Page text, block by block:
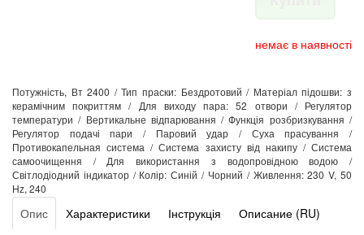
немає в наявності
Потужність, Вт 2400 / Тип праски: Бездротовий / Матеріал підошви: з
керамічним покриттям / Для виходу пара: 52 отвори / Регулятор
температури / Вертикальне відпарювання / Функція розбризкування /
Регулятор подачі пари / Паровий удар / Суха прасування /
Противокапельная система / Система захисту від накипу / Система
самоочищення / Для використання з водопровідною водою /
Світлодіодний індикатор / Колір: Синій / Чорний / Живлення: 230 V, 50
Hz, 240
Опис Характеристики Інструкція
Описание (RU)